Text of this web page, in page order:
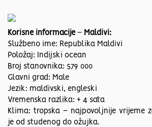
Korisne informacije – Maldivi:
Službeno ime: Republika Maldivi
Položaj: Indijski ocean
Broj stanovnika: 579 000
Glavni grad: Male
Jezik: maldivski, engleski
Vremenska razlika: + 4 sata
Klima: tropska – najpovoljnije vrijeme
je od studenog do ožujka.